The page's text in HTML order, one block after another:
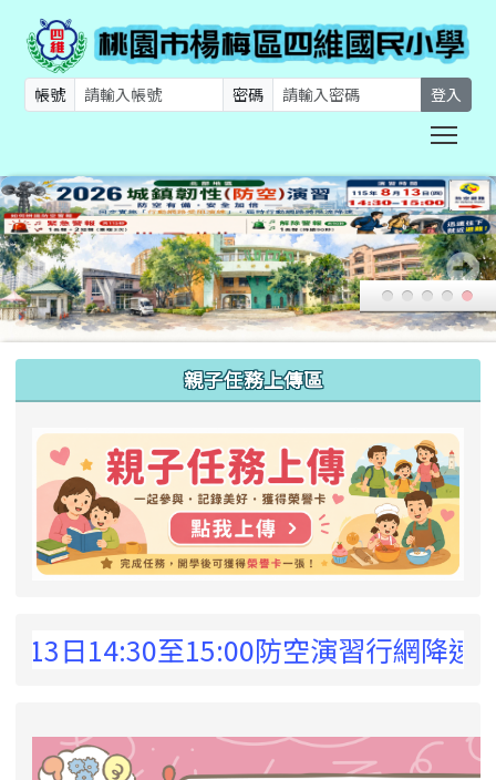
帳號 密碼 登入
親子任務上傳區
14:30至15:00防空演習行網降速演練